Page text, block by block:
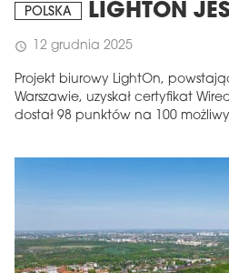
POLSKA LIGHTON
schedule 12 grudnia 2025
Projekt biurowy LightOn,
Warszawie, uzyskał certyfikat
dostał 98 punktów na 100